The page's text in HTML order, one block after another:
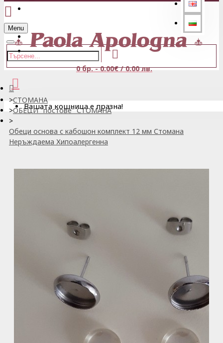
Регистрация
Menu
0 бр. - 0.00€ / 0.00 лв.
Вашата кошница е празна!
СТОМАНА
ОБЕЦИ "постове" СТОМАНА
Обеци основа с кабошон комплект 12 мм Стомана
Неръждаема Хипоалергенна